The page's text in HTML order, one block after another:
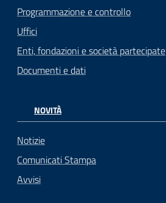
Programmazione e controllo
Uffici
Enti, fondazioni e società partecipate
Documenti e dati
NOVITÀ
Notizie
Comunicati Stampa
Avvisi